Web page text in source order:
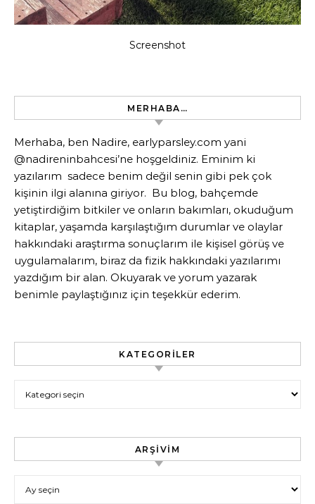
Screenshot
MERHABA…
Merhaba, ben Nadire, earlyparsley.com yani
@nadireninbahcesi’ne hoşgeldiniz. Eminim ki
yazılarım sadece benim değil senin gibi pek çok
kişinin ilgi alanına giriyor. Bu blog, bahçemde
yetiştirdiğim bitkiler ve onların bakımları, okuduğum
kitaplar, yaşamda karşılaştığım durumlar ve olaylar
hakkındaki araştırma sonuçlarım ile kişisel görüş ve
uygulamalarım, biraz da fizik hakkındaki yazılarımı
yazdığım bir alan. Okuyarak ve yorum yazarak
benimle paylaştığınız için teşekkür ederim.
KATEGORILER
ARŞIVIM